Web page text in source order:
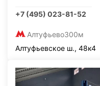
+7 (495) 023-81-52
Алтуфьево300м
Алтуфьевское ш., 48к4